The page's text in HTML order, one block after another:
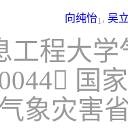
向纯怡1,吴
工程大
国
象灾害